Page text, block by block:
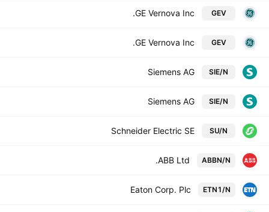
GEV
GE Vernova Inc.
GEV
GE Vernova Inc.
SIE/N
Siemens AG
SIE/N
Siemens AG
SU/N
Schneider Electric SE
ABBN/N
ABB Ltd.
ETN1/N
Eaton Corp. Plc